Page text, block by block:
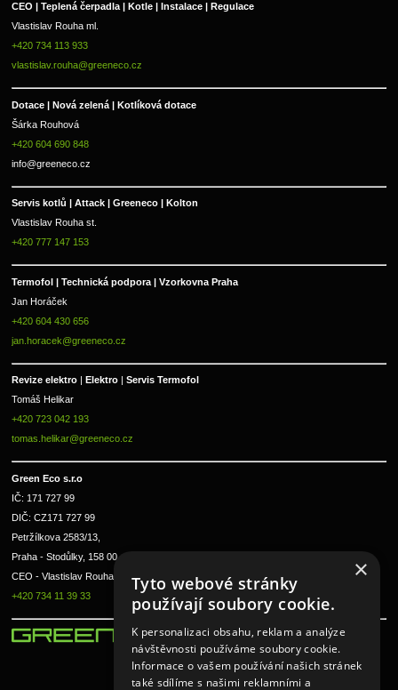
CEO | Teplená čerpadla | Kotle | Instalace | Regulace
Vlastislav Rouha ml.
+420 734 113 933
vlastislav.rouha@greeneco.cz
Dotace | Nová zelená | Kotlíková dotace
Šárka Rouhová
+420 604 690 848
info@greeneco.cz
Servis kotlů | Attack | Greeneco | Kolton
Vlastislav Rouha st.
+420 777 147 153
Termofol | Technická podpora | Vzorkovna Praha
Jan Horáček
+420 604 430 656
jan.horacek@greeneco.cz
Revize elektro Elektro
Servis Termofol
Tomáš Helikar
+420 723 042 193
tomas.helikar@greeneco.cz
Green Eco s.r.o
IČ: 171 727 99
DIČ: CZ171 727 99
Petržílkova 2583/13,
Praha - Stodůlky, 158 00
CEO - Vlastislav Rouha ml.
+420 734 11 39 33
×
Tyto webové stránky
používají soubory cookie.
K personalizaci obsahu, reklam a analýze
návštěvnosti používáme soubory cookie.
Informace o vašem používání našich stránek
také sdílíme s našimi reklamními a